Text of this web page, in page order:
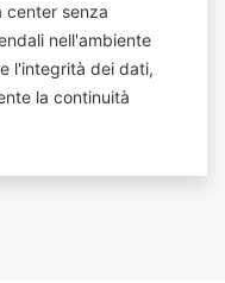
center senza
nell'ambiente
l'integrità dei dati,
la continuità